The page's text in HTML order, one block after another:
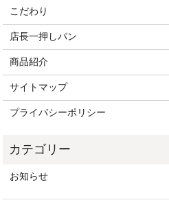
こだわり
店長一押しパン
商品紹介
サイトマップ
プライバシーポリシー
お知らせ